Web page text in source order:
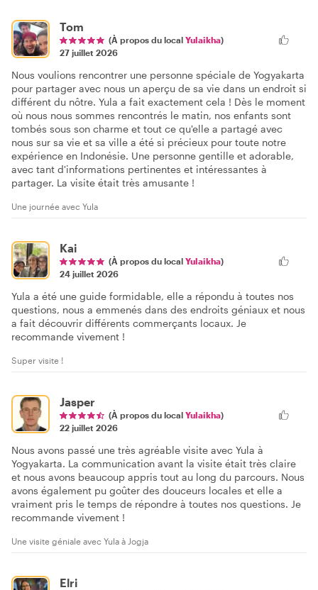
Tom
(À propos du local Yulaikha)
27 juillet 2026
Nous voulions rencontrer une personne spéciale de Yogyakarta
pour partager avec nous un aperçu de sa vie dans un endroit si
différent du nôtre. Yula a fait exactement cela ! Dès le moment
où nous nous sommes rencontrés le matin, nos enfants sont
tombés sous son charme et tout ce qu'elle a partagé avec
nous sur sa vie et sa ville a été si précieux pour toute notre
expérience en Indonésie. Une personne gentille et adorable,
avec tant d'informations pertinentes et intéressantes à
partager. La visite était très amusante !
Une journée avec Yula
Kai
(À propos du local Yulaikha)
24 juillet 2026
Yula a été une guide formidable, elle a répondu à toutes nos
questions, nous a emmenés dans des endroits géniaux et nous
a fait découvrir différents commerçants locaux. Je
recommande vivement !
Super visite !
Jasper
(À propos du local Yulaikha)
22 juillet 2026
Nous avons passé une très agréable visite avec Yula à
Yogyakarta. La communication avant la visite était très claire
et nous avons beaucoup appris tout au long du parcours. Nous
avons également pu goûter des douceurs locales et elle a
vraiment pris le temps de répondre à toutes nos questions. Je
recommande vivement !
Une visite géniale avec Yula à Jogja
Elri